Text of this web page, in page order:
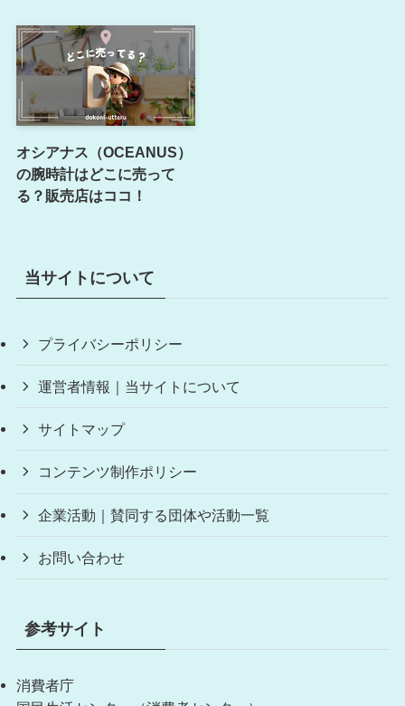
オシアナス（OCEANUS）
の腕時計はどこに売って
る？販売店はココ！
当サイトについて
プライバシーポリシー
運営者情報｜当サイトについて
サイトマップ
コンテンツ制作ポリシー
企業活動｜賛同する団体や活動一覧
お問い合わせ
参考サイト
消費者庁